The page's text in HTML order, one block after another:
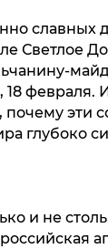
славных
Светлое
18 февраля.
эти
глубоко
и не